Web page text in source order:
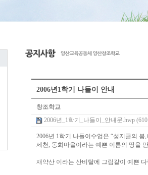
2006년1학기 나들이 안내
창조학교
2006년_1학기_나들이_안내문.hwp
2006년 1학기 나들이수업은 “성지골의
세천, 동화마을이라는 예쁜 이름의 땅을
재약산 이라는 산비탈에 그림같이 예쁜